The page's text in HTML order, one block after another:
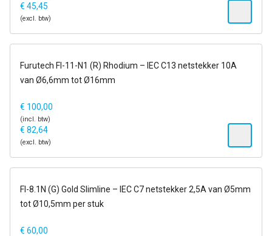
€ 45,45
(excl. btw)
op voorraad
Furutech FI-11-N1 (R) Rhodium – IEC C13 netstekker 10A
van Ø6,6mm tot Ø16mm
€ 100,00
(incl. btw)
€ 82,64
(excl. btw)
op voorraad
FI-8.1N (G) Gold Slimline – IEC C7 netstekker 2,5A van Ø5mm
tot Ø10,5mm per stuk
€ 60,00